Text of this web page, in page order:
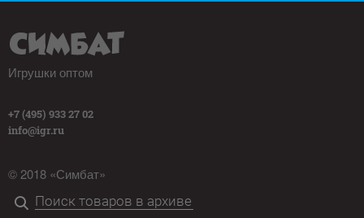
Игрушки оптом
+7 (495) 933 27 02
info@igr.ru
© 2018 «Симбат»